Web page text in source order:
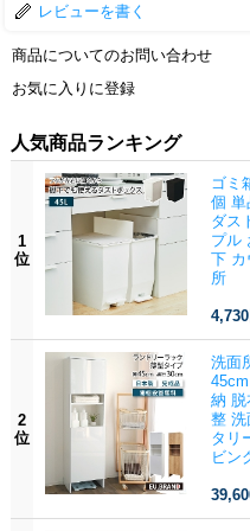
レビューを書く
商品についてのお問い合わせ
お気に入りに登録
人気商品ランキング
1
位
ゴミ
個 単
ダス
プル
下 カ
所
2
位
洗面
納 脱
整 洗
タリ
ビン